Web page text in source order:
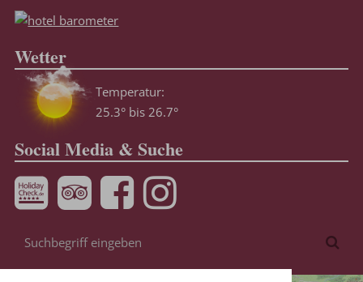
Wetter
Temperatur:
25.3° bis 26.7°
Social Media & Suche
Suchbegriff
eingeben